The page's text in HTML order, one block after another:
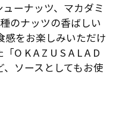
ーナッツ、マカダミ
のナッツの香ばしい
感をお楽しみいただけ
O K A Z U S A L A D
ソースとしてもお使